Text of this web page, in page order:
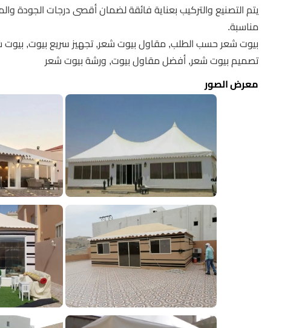
يتم التصنيع والتركيب بعناية فائقة لضمان أقصى درجات الجودة
مناسبة.
بيوت شعر حسب الطلب, مقاول بيوت شعر, تجهيز سريع بيوت, بيوت
تصميم بيوت شعر, أفضل مقاول بيوت, ورشة بيوت شعر
معرض الصور